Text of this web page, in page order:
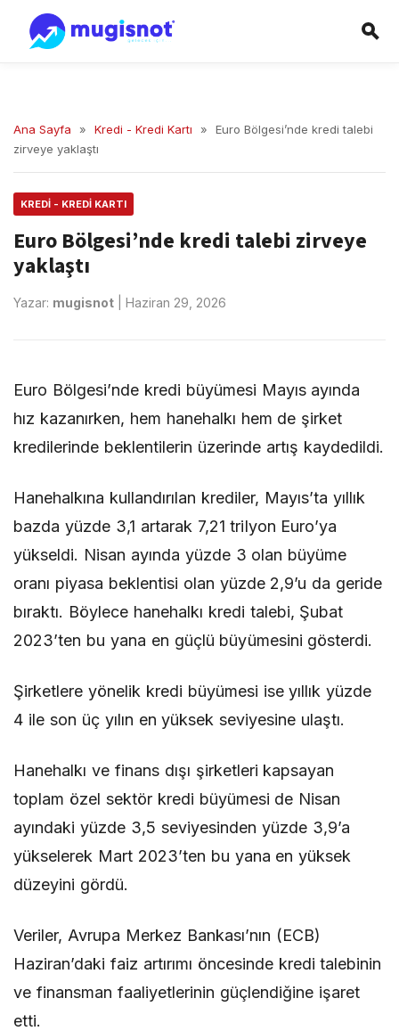
Ana Sayfa » Kredi - Kredi Kartı »
Euro Bölgesi’nde kredi talebi
zirveye yaklaştı
KREDI - KREDI KARTI
Euro Bölgesi’nde kredi talebi zirveye
yaklaştı
Yazar: mugisnot Haziran 29, 2026
Euro Bölgesi’nde kredi büyümesi Mayıs ayında
hız kazanırken, hem hanehalkı hem de şirket
kredilerinde beklentilerin üzerinde artış kaydedildi.
Hanehalkına kullandırılan krediler, Mayıs’ta yıllık
bazda yüzde 3,1 artarak 7,21 trilyon Euro’ya
yükseldi. Nisan ayında yüzde 3 olan büyüme
oranı piyasa beklentisi olan yüzde 2,9’u da geride
bıraktı. Böylece hanehalkı kredi talebi, Şubat
2023’ten bu yana en güçlü büyümesini gösterdi.
Şirketlere yönelik kredi büyümesi ise yıllık yüzde
4 ile son üç yılın en yüksek seviyesine ulaştı.
Hanehalkı ve finans dışı şirketleri kapsayan
toplam özel sektör kredi büyümesi de Nisan
ayındaki yüzde 3,5 seviyesinden yüzde 3,9’a
yükselerek Mart 2023’ten bu yana en yüksek
düzeyini gördü.
Veriler, Avrupa Merkez Bankası’nın (ECB)
Haziran’daki faiz artırımı öncesinde kredi talebinin
ve finansman faaliyetlerinin güçlendiğine işaret
etti.